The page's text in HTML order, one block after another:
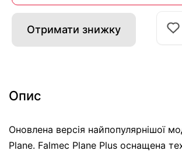
Отримати знижку
Опис
Оновлена версія найпопулярнішої
Plane. Falmec Plane Plus оснащена